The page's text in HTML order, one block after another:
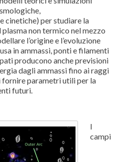
cinetiche) per studiare la
non termico nel mezzo
l’origine e l’evoluzione
in ammassi, ponti e filamenti
producono anche previsioni
dagli ammassi fino ai raggi
parametri utili per la
futuri.
I
campi